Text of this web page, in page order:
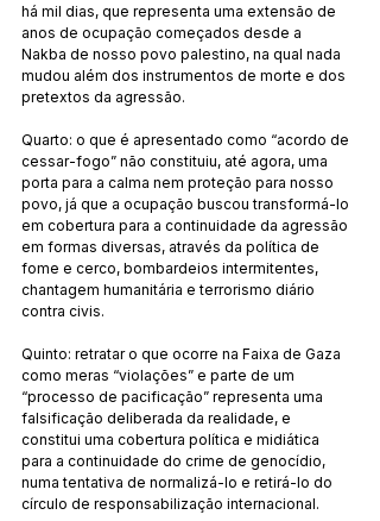
há mil dias, que representa uma extensão de
anos de ocupação começados desde a
Nakba de nosso povo palestino, na qual nada
mudou além dos instrumentos de morte e dos
pretextos da agressão.
Quarto: o que é apresentado como “acordo de
cessar-fogo” não constituiu, até agora, uma
porta para a calma nem proteção para nosso
povo, já que a ocupação buscou transformá-lo
em cobertura para a continuidade da agressão
em formas diversas, através da política de
fome e cerco, bombardeios intermitentes,
chantagem humanitária e terrorismo diário
contra civis.
Quinto: retratar o que ocorre na Faixa de Gaza
como meras “violações” e parte de um
“processo de pacificação” representa uma
falsificação deliberada da realidade, e
constitui uma cobertura política e midiática
para a continuidade do crime de genocídio,
numa tentativa de normalizá-lo e retirá-lo do
círculo de responsabilização internacional.